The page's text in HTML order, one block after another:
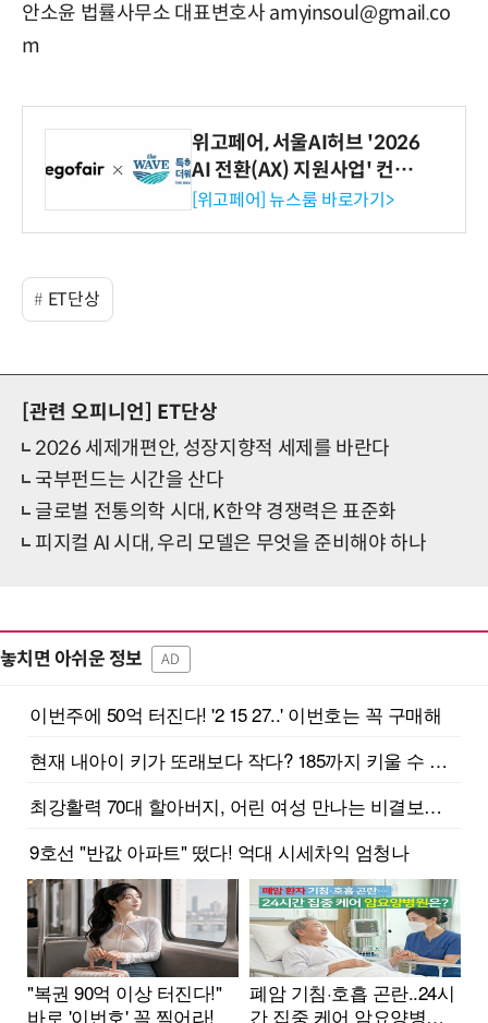
안소윤 법률사무소 대표변호사 amyinsoul@gmail.co
m
위고페어, 서울AI허브 '2026
AI 전환(AX) 지원사업' 컨소
시엄 선정
[위고페어] 뉴스룸 바로가기>
ET단상
[관련 오피니언]
ET단상
2026 세제개편안, 성장지향적 세제를 바란다
국부펀드는 시간을 산다
글로벌 전통의학 시대, K한약 경쟁력은 표준화
피지컬 AI 시대, 우리 모델은 무엇을 준비해야 하나
놓치면 아쉬운 정보 AD